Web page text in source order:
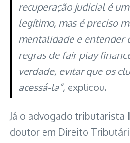
recuperação judicial é
legítimo, mas é preciso
mentalidade e entender
regras de fair play
verdade, evitar que os
acessá-la”, explicou.
Já o advogado tributarista
doutor em Direito